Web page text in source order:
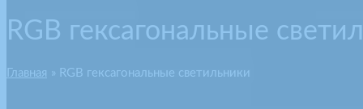
RGB гексагональные
Главная RGB гексагональные светильники